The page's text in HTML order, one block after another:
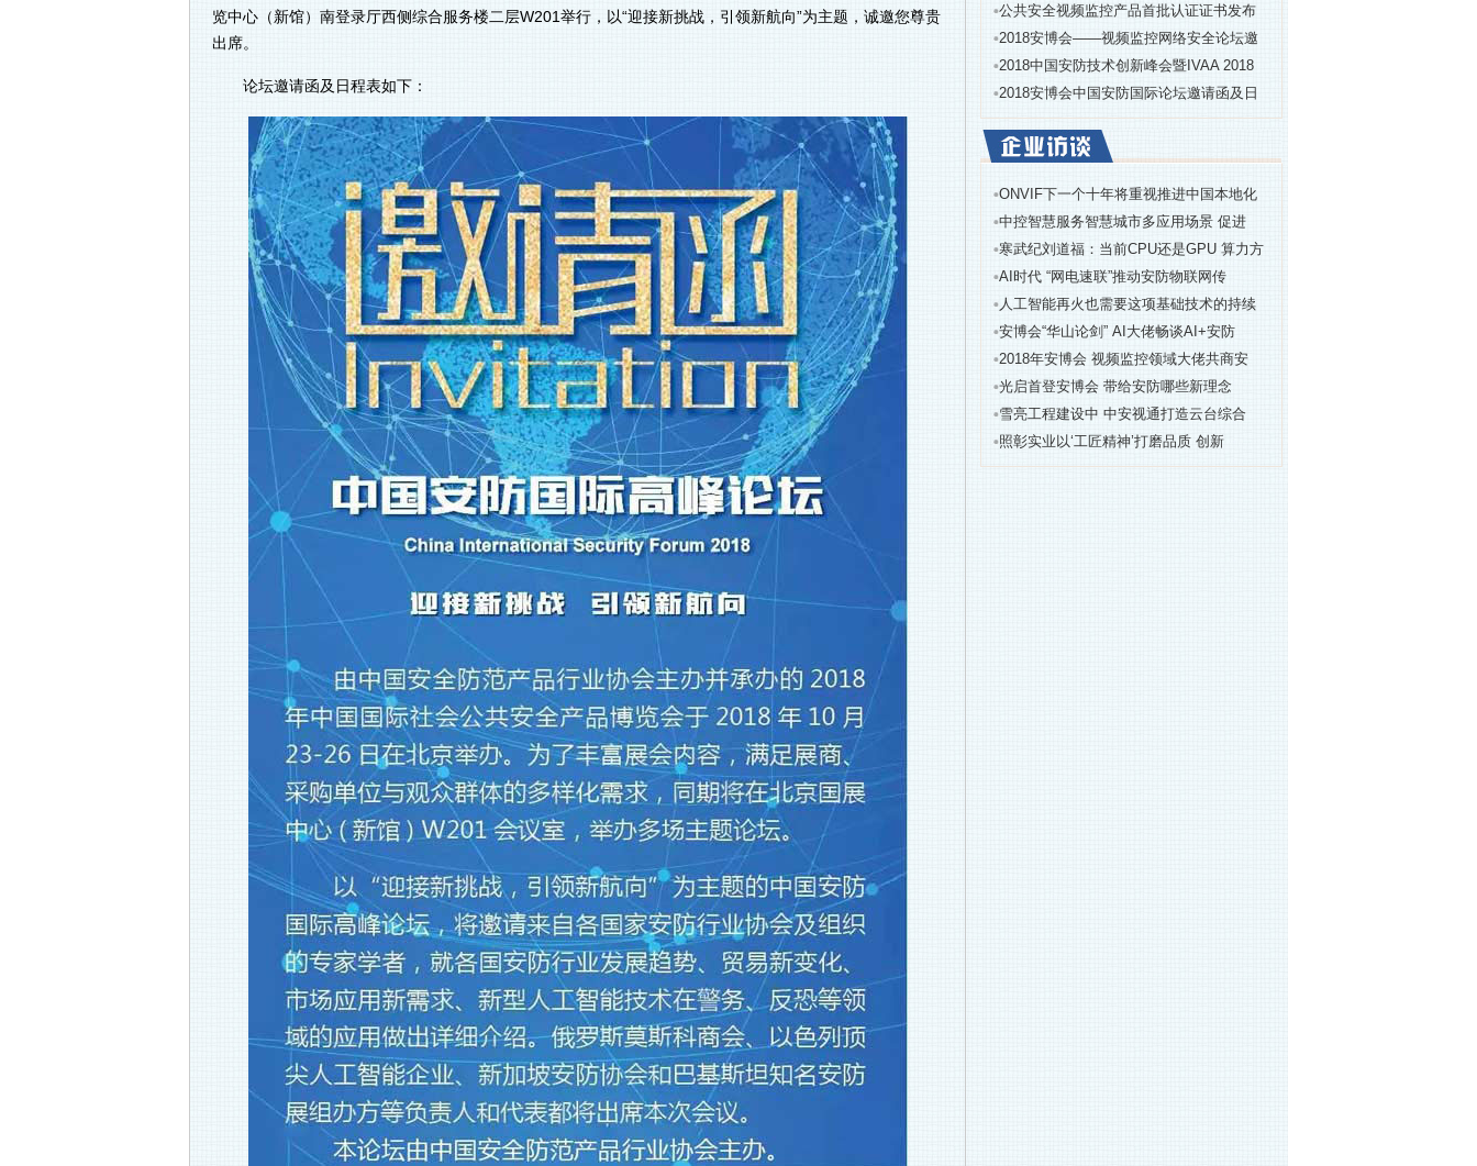
览中心（新馆）南登录厅西侧综合服务楼二层W201举行，以“迎接新挑战，引领新航向”为主题，诚邀您尊贵
出席。
论坛邀请函及日程表如下：
公共安全视频监控产品首批认证证书发布
2018安博会——视频监控网络安全论坛邀
2018中国安防技术创新峰会暨IVAA 2018
2018安博会中国安防国际论坛邀请函及日
ONVIF下一个十年将重视推进中国本地化
中控智慧服务智慧城市多应用场景 促进
寒武纪刘道福：当前CPU还是GPU 算力方
AI时代 “网电速联”推动安防物联网传
人工智能再火也需要这项基础技术的持续
安博会“华山论剑” AI大佬畅谈AI+安防
2018年安博会 视频监控领域大佬共商安
光启首登安博会 带给安防哪些新理念
雪亮工程建设中 中安视通打造云台综合
照彰实业以‘工匠精神’打磨品质 创新